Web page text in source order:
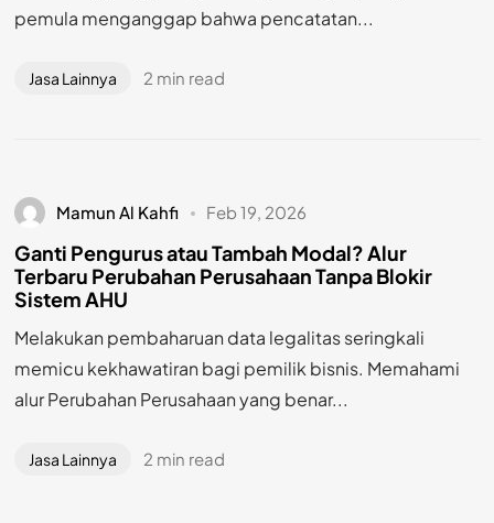
pemula menganggap bahwa pencatatan...
Jasa Lainnya 2 min read
Mamun Al Kahfi Feb 19, 2026
Ganti Pengurus atau Tambah Modal? Alur
Terbaru Perubahan Perusahaan Tanpa Blokir
Sistem AHU
Melakukan pembaharuan data legalitas seringkali
memicu kekhawatiran bagi pemilik bisnis. Memahami
alur Perubahan Perusahaan yang benar...
Jasa Lainnya 2 min read